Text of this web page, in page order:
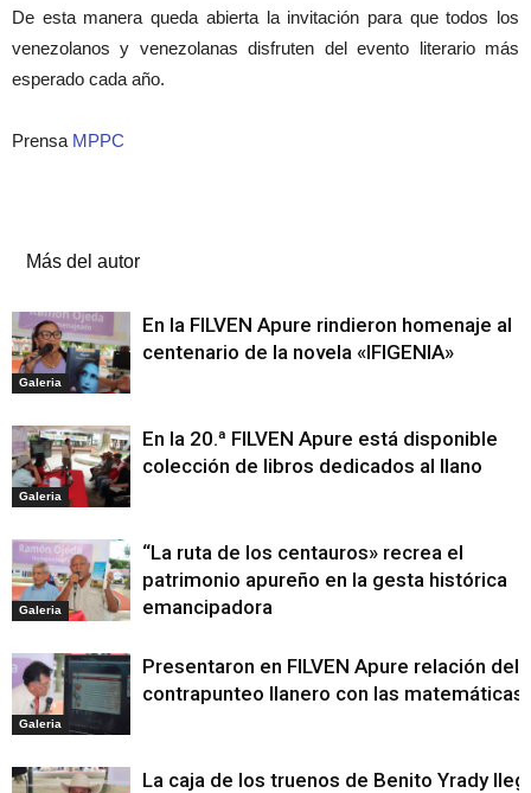
De esta manera queda abierta la invitación para que todos los
venezolanos y venezolanas disfruten del evento literario más
esperado cada año.
Prensa MPPC
Más del autor
Galeria
En la FILVEN Apure rindieron homenaje al
centenario de la novela «IFIGENIA»
Galeria
En la 20.ª FILVEN Apure está disponible
colección de libros dedicados al llano
Galeria
“La ruta de los centauros» recrea el
patrimonio apureño en la gesta histórica
emancipadora
Galeria
Presentaron en FILVEN Apure relación del
contrapunteo llanero con las matemáticas
La caja de los truenos de Benito Yrady